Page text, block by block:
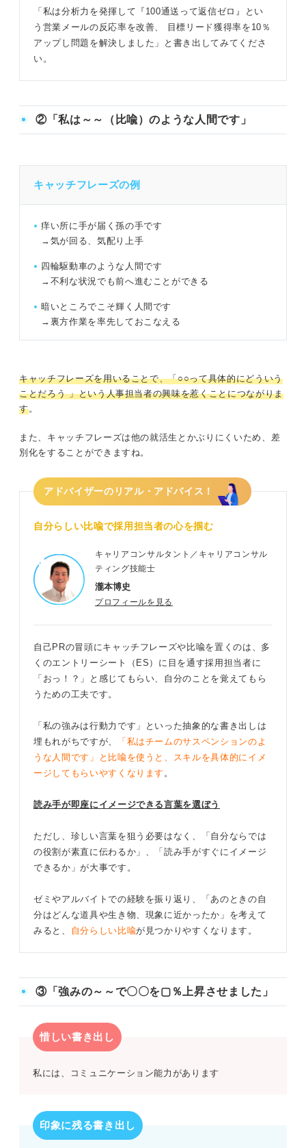
「私は分析力を発揮して『100通送って返信ゼロ』とい
う営業メールの反応率を改善、 目標リード獲得率を10％
アップし問題を解決しました」と書き出してみてくださ
い。
②「私は～～（比喩）のような人間です」
キャッチフレーズの例
痒い所に手が届く孫の手です
→気が回る、気配り上手
四輪駆動車のような人間です
→不利な状況でも前へ進むことができる
暗いところでこそ輝く人間です
→裏方作業を率先しておこなえる
キャッチフレーズを用いることで、「○○って具体的にどういう
ことだろう 」という人事担当者の興味を惹くことにつながりま
す。
また、キャッチフレーズは他の就活生とかぶりにくいため、差
別化をすることができますね。
アドバイザーのリアル・アドバイス！
自分らしい比喩で採用担当者の心を掴む
キャリアコンサルタント／キャリアコンサル
ティング技能士
瀧本博史
プロフィールを見る
自己PRの冒頭にキャッチフレーズや比喩を置くのは、多
くのエントリーシート（ES）に目を通す採用担当者に
「おっ！？」と感じてもらい、自分のことを覚えてもら
うための工夫です。
「私の強みは行動力です」といった抽象的な書き出しは
埋もれがちですが、
「私はチームのサスペンションのよ
うな人間です」と比喩を使うと、スキルを具体的にイメ
ージしてもらいやすくなります 。
読み手が即座にイメージできる言葉を選ぼう
ただし、珍しい言葉を狙う必要はなく、「自分ならでは
の役割が素直に伝わるか」、「読み手がすぐにイメージ
できるか」が大事です。
ゼミやアルバイトでの経験を振り返り、「あのときの自
分はどんな道具や生き物、現象に近かったか」を考えて
みると、 自分らしい比喩が見つかりやすくなります。
③「強みの～～で〇〇を▢％上昇させました」
惜しい書き出し
私には、コミュニケーション能力があります
印象に残る書き出し